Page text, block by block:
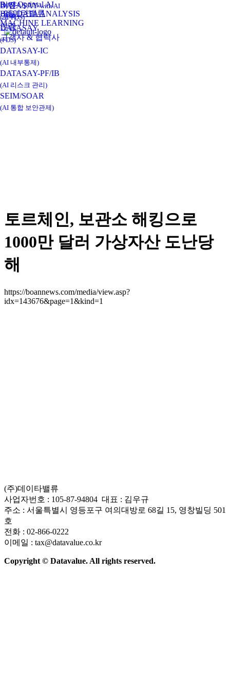
데이타밸류
비전
연혁
인증
고객사 & 협력사
DATASAYwith AI
(AI-FDS)
DATASAY
(FDS)
DATASAY-IC
(AI 내부통제)
DATASAY-PF/IB
(AI 리스크 관리)
SEIM/SOAR
(AI 통합 보안관제)
Real-Optimal AI
BIG DATA ANALYSIS
MACHINE LEARNING
토르체인, 보관소 해킹으로
1000만 달러 가상자산 도난당
해
https://boannews.com/media/view.asp?
idx=143676&page=1&kind=1
(주)데이타밸류
사업자번호 : 105-87-94804 대표 : 김우규
주소 : 서울특별시 영등포구 여의대방로 68길 15, 영창빌딩 501
호
전화 : 02-866-0222
이메일 : tax@datavalue.co.kr
Copyright © Datavalue. All rights reserved.